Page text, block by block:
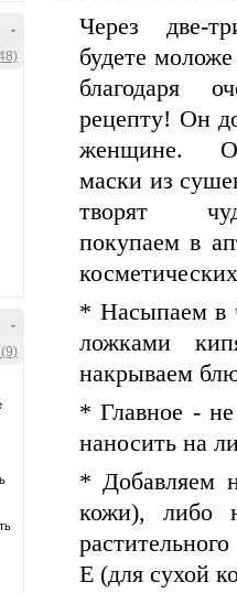
-
-
Через две-
будете
благодаря
рецепту! Он
женщине.
маски из
творят
покупаем в
* Насыпаем в
ложками
накрываем
* Главное -
наносить на
* Добавляем
кожи), либо
Е (для сухой